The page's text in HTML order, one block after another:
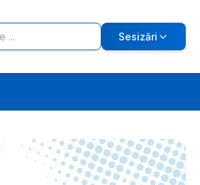
Sesizări